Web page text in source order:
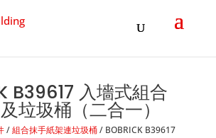
B39617 入墻式組合
垃圾桶（二合一）
/組合抹手紙架連垃圾桶/ BOBRICK B39617